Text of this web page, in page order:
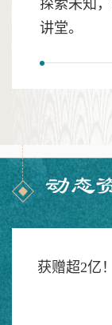
探索未知
讲堂。
获赠超2亿